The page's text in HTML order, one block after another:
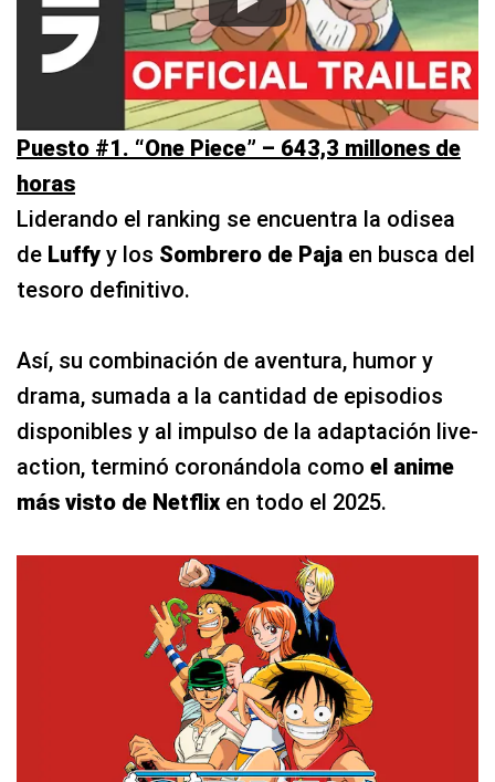
Puesto #1. “One Piece” – 643,3 millones de
horas
Liderando el ranking se encuentra la odisea
de Luffy y los Sombrero de Paja en busca del
tesoro definitivo.
Así, su combinación de aventura, humor y
drama, sumada a la cantidad de episodios
disponibles y al impulso de la adaptación live-
action, terminó coronándola como el anime
más visto de Netflix en todo el 2025.